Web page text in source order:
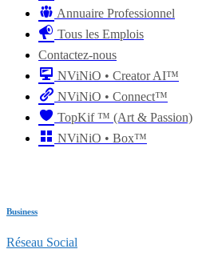
Annuaire Professionnel
Tous les Emplois
Contactez-nous
NViNiO • Creator AI™
NViNiO • Connect™
TopKif ™ (Art & Passion)
NViNiO • Box™
Business
Réseau Social